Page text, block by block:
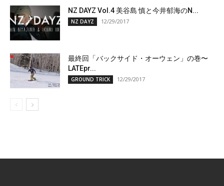
NZ DAYZ Vol.4 美谷島 慎と今井郁海のN...
NZ DAYZ 12/29/2017
最終回「バックサイド・オーウェン」の巻〜
LATEpr...
GROUND TRICK 12/29/2017